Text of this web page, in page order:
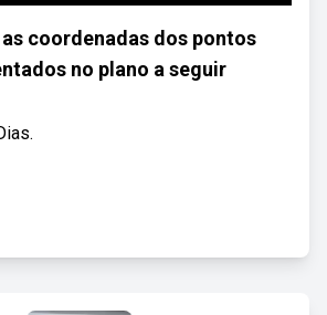
coordenadas dos pontos
no plano a seguir